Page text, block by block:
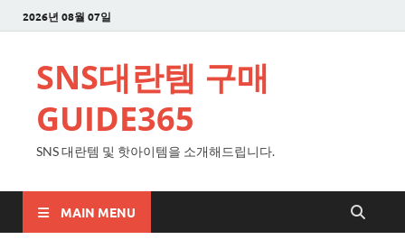
2026년 08월 07일
SNS대란템 구매
GUIDE365
SNS 대란템 및 핫아이템을 소개해드립니다.
MAIN MENU